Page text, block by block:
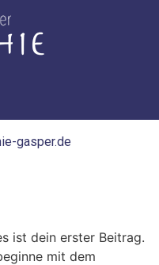
gasper.de
ist dein erster Beitrag.
mit dem